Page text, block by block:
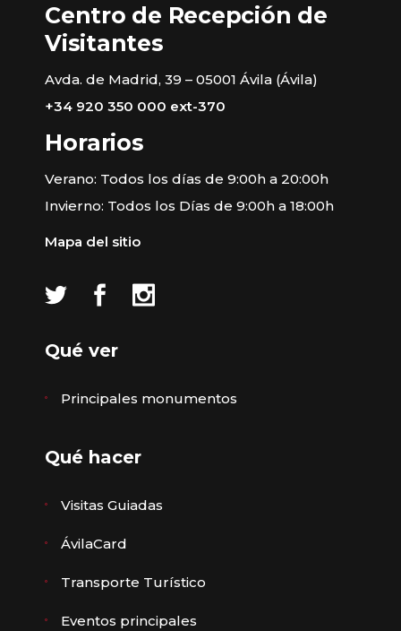
Centro de Recepción de
Visitantes
Avda. de Madrid, 39 – 05001 Ávila (Ávila)
+34 920 350 000 ext-370
Horarios
Verano: Todos los días de 9:00h a 20:00h
Invierno: Todos los Días de 9:00h a 18:00h
Mapa del sitio
Qué ver
Principales monumentos
Qué hacer
Visitas Guiadas
ÁvilaCard
Transporte Turístico
Eventos principales